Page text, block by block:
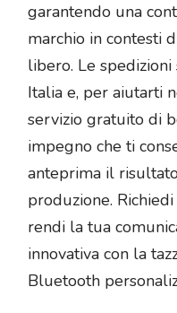
garantendo una
marchio in contesti
libero. Le
Italia e, per aiutarti
servizio gratuito di
impegno che ti
anteprima il
produzione.
rendi la tua
innovativa con la
Bluetooth